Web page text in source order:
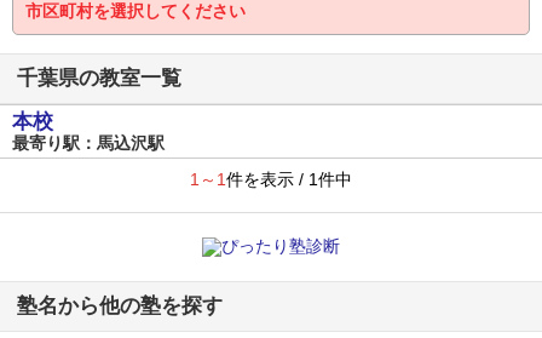
千葉県の教室一覧
本校
最寄り駅：馬込沢駅
1～1件を表示 / 1件中
塾名から他の塾を探す